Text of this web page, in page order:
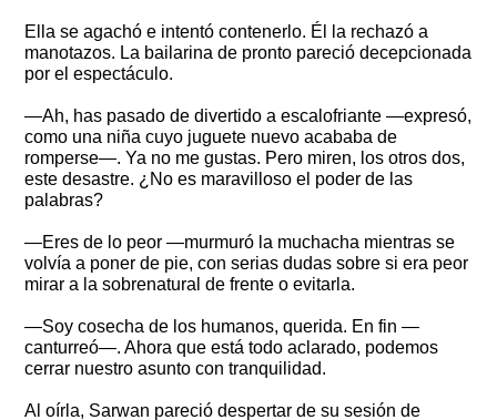
Ella se agachó e intentó contenerlo. Él la rechazó a
manotazos. La bailarina de pronto pareció decepcionada
por el espectáculo.
—Ah, has pasado de divertido a escalofriante —expresó,
como una niña cuyo juguete nuevo acababa de
romperse—. Ya no me gustas. Pero miren, los otros dos,
este desastre. ¿No es maravilloso el poder de las
palabras?
—Eres de lo peor —murmuró la muchacha mientras se
volvía a poner de pie, con serias dudas sobre si era peor
mirar a la sobrenatural de frente o evitarla.
—Soy cosecha de los humanos, querida. En fin —
canturreó—. Ahora que está todo aclarado, podemos
cerrar nuestro asunto con tranquilidad.
Al oírla, Sarwan pareció despertar de su sesión de